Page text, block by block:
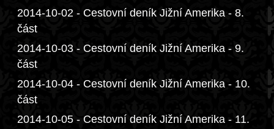
2014-10-02 - Cestovní deník Jižní Amerika - 8.
část
2014-10-03 - Cestovní deník Jižní Amerika - 9.
část
2014-10-04 - Cestovní deník Jižní Amerika - 10.
část
2014-10-05 - Cestovní deník Jižní Amerika - 11.